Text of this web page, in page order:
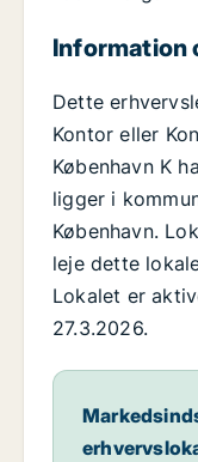
Information
Dette
Kontor eller
København K
ligger i
København.
leje dette
Lokalet er
27.3.2026.